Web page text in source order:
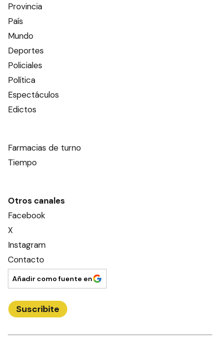
Provincia
País
Mundo
Deportes
Policiales
Política
Espectáculos
Edictos
Farmacias de turno
Tiempo
Otros canales
Facebook
X
Instagram
Contacto
Añadir como fuente en
Suscribite